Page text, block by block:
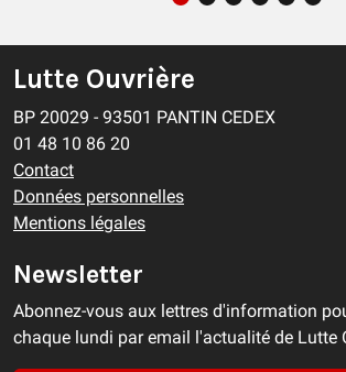
Lutte Ouvrière
BP 20029 - 93501 PANTIN CEDEX
01 48 10 86 20
Contact
Données personnelles
Mentions légales
Newsletter
Abonnez-vous aux lettres d'information
chaque lundi par email l'actualité de Lutte